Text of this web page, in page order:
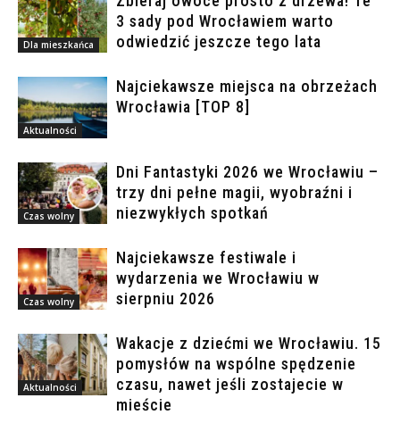
Dla mieszkańca
3 sady pod Wrocławiem warto
odwiedzić jeszcze tego lata
Aktualności
Najciekawsze miejsca na obrzeżach
Wrocławia [TOP 8]
Czas wolny
Dni Fantastyki 2026 we Wrocławiu –
trzy dni pełne magii, wyobraźni i
niezwykłych spotkań
Czas wolny
Najciekawsze festiwale i
wydarzenia we Wrocławiu w
sierpniu 2026
Aktualności
Wakacje z dziećmi we Wrocławiu. 15
pomysłów na wspólne spędzenie
czasu, nawet jeśli zostajecie w
mieście